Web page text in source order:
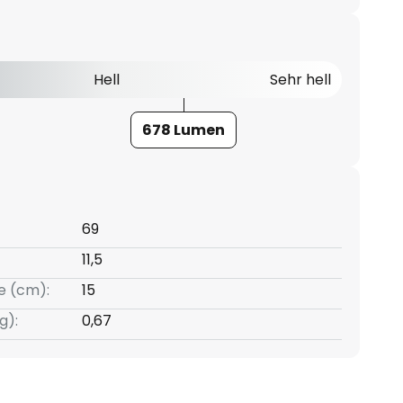
Hell Sehr hell
678 Lumen
69
11,5
(cm):
15
0,67